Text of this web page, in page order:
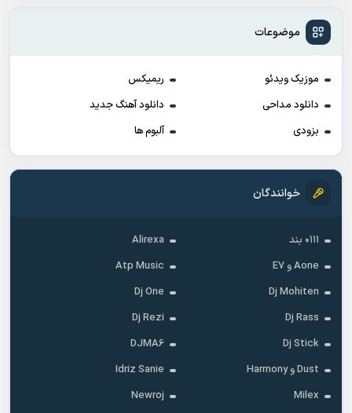
موضوعات
موزیک ویدئو
ریمیکس
دانلود مداحی
دانلود آهنگ جدید
بزودی
آلبوم ها
خوانندگان
۰۱۱۱ بند
Alirexa
Aone و E7
Atp Music
Dj Mohiten
Dj One
Dj Rass
Dj Rezi
Dj Stick
DJMA6
Dust و Harmony
Idriz Sanie
Milex
Newroj